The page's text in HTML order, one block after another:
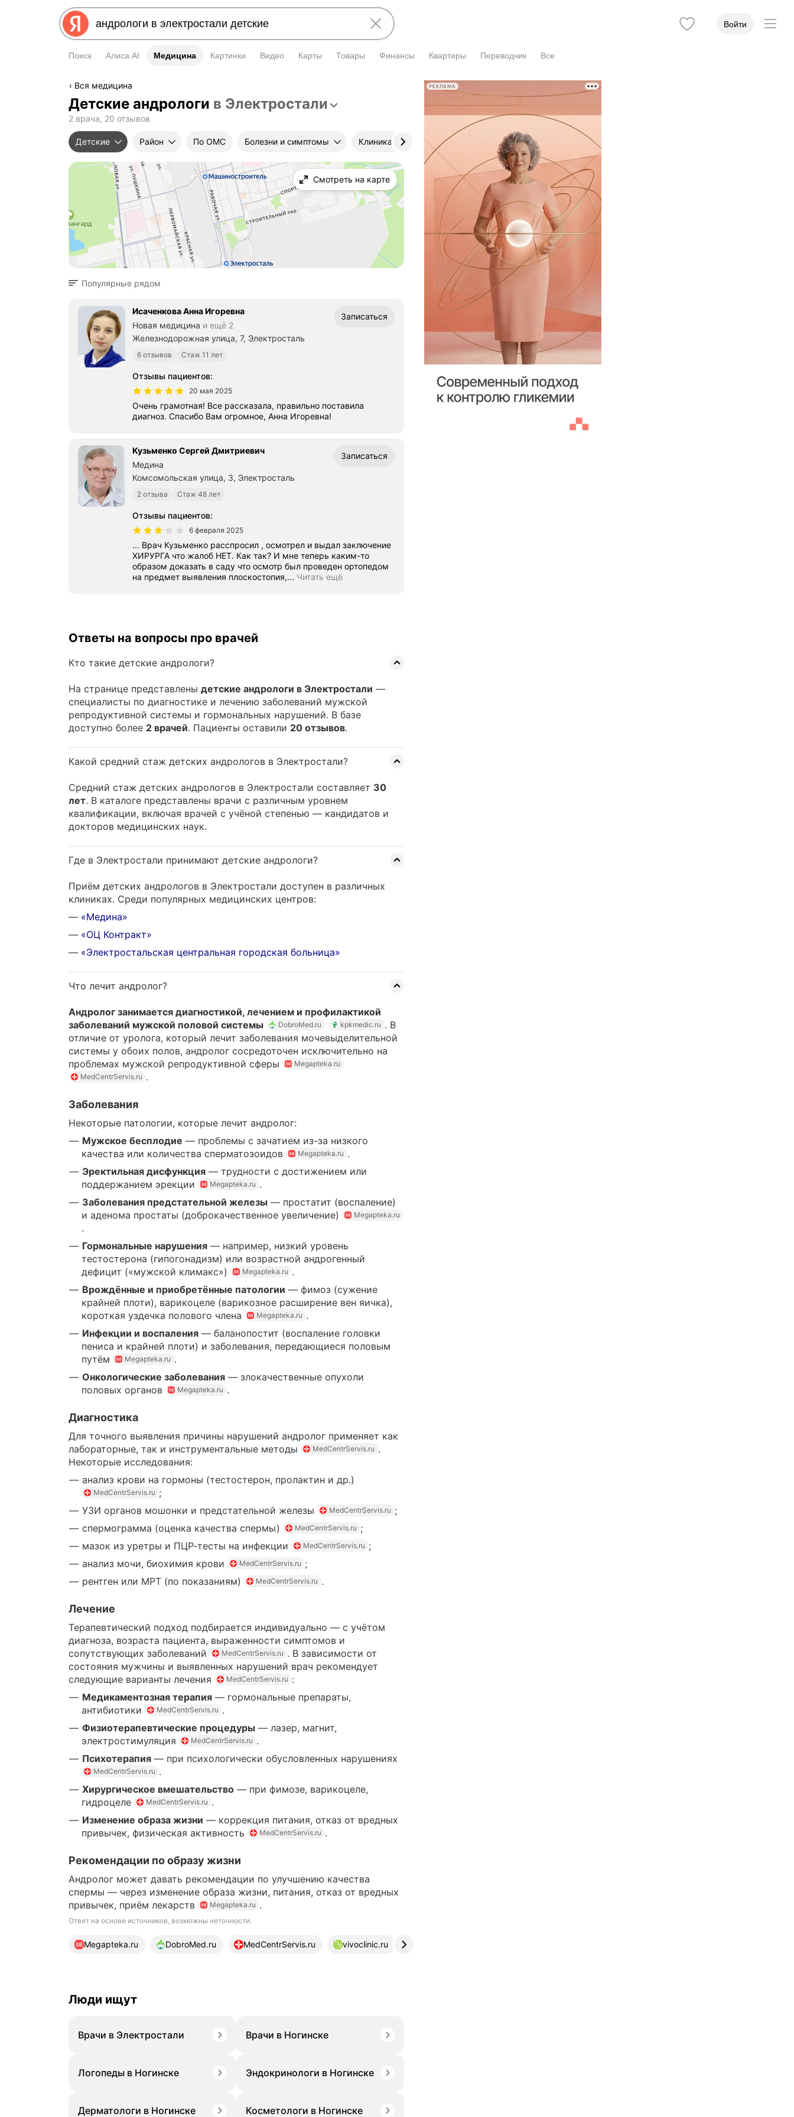
Войти
Поиск Алиса AI Медицина
Медицина Картинки Видео Карты Товары Финансы Квартиры Переводчик Все
Вся медицина
Детские андрологи в Электростали
2 врача, 20 отзывов
Детские Район По ОМС Болезни и симптомы Клиника Цена приёма Стаж Учёная степень
Смотреть на карте
Популярные рядом
Исаченкова Анна Игоревна
Новая медицина и ещё 2
Железнодорожная улица, 7, Электросталь
6 отзывов Стаж 11 лет
Записаться
Отзывы пациентов:
20 мая 2025
Очень грамотная! Все рассказала, правильно поставила
диагноз. Спасибо Вам огромное, Анна Игоревна!
Кузьменко Сергей Дмитриевич
Медина
Комсомольская улица, 3, Электросталь
2 отзыва Стаж 48 лет
Записаться
Отзывы пациентов:
6 февраля 2025
... Врач Кузьменко расспросил , осмотрел и выдал заключение
ХИРУРГА что жалоб НЕТ. Как так? И мне теперь каким-то
образом доказать в саду что осмотр был проведен ортопедом
на предмет выявления плоскостопия,... Читать ещё
Ответы на вопросы про врачей
Кто такие детские андрологи?
На странице представлены детские андрологи в Электростали —
специалисты по диагностике и лечению заболеваний мужской
репродуктивной системы и гормональных нарушений. В базе
доступно более 2 врачей. Пациенты оставили 20 отзывов.
Какой средний стаж детских андрологов в Электростали?
Средний стаж детских андрологов в Электростали составляет 30
лет. В каталоге представлены врачи с различным уровнем
квалификации, включая врачей с учёной степенью — кандидатов и
докторов медицинских наук.
Где в Электростали принимают детские андрологи?
Приём детских андрологов в Электростали доступен в различных
клиниках. Среди популярных медицинских центров:
— «Медина»
— «ОЦ Контракт»
— «Электростальская центральная городская больница»
Что лечит андролог?
Андролог занимается диагностикой, лечением и профилактикой
заболеваний мужской половой системы
DobroMed.ru kpkmedic.ru . В
отличие от уролога, который лечит заболевания мочевыделительной
системы у обоих полов, андролог сосредоточен исключительно на
проблемах мужской репродуктивной сферы
Megapteka.ru
MedCentrServis.ru .
Заболевания
Некоторые патологии, которые лечит андролог:
Мужское бесплодие — проблемы с зачатием из-за низкого
качества или количества сперматозоидов
Megapteka.ru .
Эректильная дисфункция — трудности с достижением или
поддержанием эрекции
Megapteka.ru .
Заболевания предстательной железы — простатит (воспаление)
и аденома простаты (доброкачественное увеличение)
Megapteka.ru
.
Гормональные нарушения — например, низкий уровень
тестостерона (гипогонадизм) или возрастной андрогенный
дефицит («мужской климакс»)
Megapteka.ru .
Врождённые и приобретённые патологии — фимоз (сужение
крайней плоти), варикоцеле (варикозное расширение вен яичка),
короткая уздечка полового члена
Megapteka.ru .
Инфекции и воспаления — баланопостит (воспаление головки
пениса и крайней плоти) и заболевания, передающиеся половым
путём
Megapteka.ru .
Онкологические заболевания — злокачественные опухоли
половых органов
Megapteka.ru .
Диагностика
Для точного выявления причины нарушений андролог применяет как
лабораторные, так и инструментальные методы
MedCentrServis.ru .
Некоторые исследования:
анализ крови на гормоны (тестостерон, пролактин и др.)
MedCentrServis.ru ;
УЗИ органов мошонки и предстательной железы
MedCentrServis.ru ;
спермограмма (оценка качества спермы)
MedCentrServis.ru ;
мазок из уретры и ПЦР-тесты на инфекции
MedCentrServis.ru ;
анализ мочи, биохимия крови
MedCentrServis.ru ;
рентген или МРТ (по показаниям)
MedCentrServis.ru .
Лечение
Терапевтический подход подбирается индивидуально — с учётом
диагноза, возраста пациента, выраженности симптомов и
сопутствующих заболеваний
MedCentrServis.ru . В зависимости от
состояния мужчины и выявленных нарушений врач рекомендует
следующие варианты лечения
MedCentrServis.ru :
Медикаментозная терапия — гормональные препараты,
антибиотики
MedCentrServis.ru .
Физиотерапевтические процедуры — лазер, магнит,
электростимуляция
MedCentrServis.ru .
Психотерапия — при психологически обусловленных нарушениях
MedCentrServis.ru .
Хирургическое вмешательство — при фимозе, варикоцеле,
гидроцеле
MedCentrServis.ru .
Изменение образа жизни — коррекция питания, отказ от вредных
привычек, физическая активность
MedCentrServis.ru .
Рекомендации по образу жизни
Андролог может давать рекомендации по улучшению качества
спермы — через изменение образа жизни, питания, отказ от вредных
привычек, приём лекарств
Megapteka.ru .
Ответ на основе источников, возможны неточности.
21 источник
Megapteka.ru DobroMed.ru MedCentrServis.ru vivoclinic.ru
Люди ищут
Врачи в Электростали Врачи в Ногинске
Логопеды в Ногинске Эндокринологи в Ногинске
Дерматологи в Ногинске Косметологи в Ногинске
РЕКЛАМА